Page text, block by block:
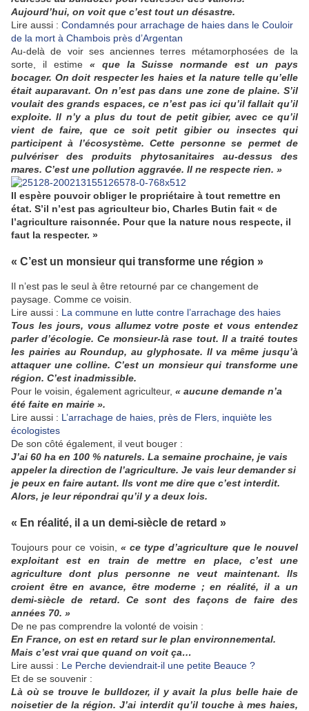
Aujourd’hui, on voit que c’est tout un désastre.
Lire aussi : Condamnés pour arrachage de haies dans le Couloir
de la mort à Chambois près d’Argentan
Au-delà de voir ses anciennes terres métamorphosées de la
sorte, il estime « que la Suisse normande est un pays
bocager. On doit respecter les haies et la nature telle qu’elle
était auparavant. On n’est pas dans une zone de plaine. S’il
voulait des grands espaces, ce n’est pas ici qu’il fallait qu’il
exploite. Il n’y a plus du tout de petit gibier, avec ce qu’il
vient de faire, que ce soit petit gibier ou insectes qui
participent à l’écosystème. Cette personne se permet de
pulvériser des produits phytosanitaires au-dessus des
mares. C’est une pollution aggravée. Il ne respecte rien. »
Il espère pouvoir obliger le propriétaire à tout remettre en
état. S’il n’est pas agriculteur bio, Charles Butin fait « de
l’agriculture raisonnée. Pour que la nature nous respecte, il
faut la respecter. »
« C’est un monsieur qui transforme une région »
Il n’est pas le seul à être retourné par ce changement de
paysage. Comme ce voisin.
Lire aussi : La commune en lutte contre l’arrachage des haies
Tous les jours, vous allumez votre poste et vous entendez
parler d’écologie. Ce monsieur-là rase tout. Il a traité toutes
les pairies au Roundup, au glyphosate. Il va même jusqu’à
attaquer une colline. C’est un monsieur qui transforme une
région. C’est inadmissible.
Pour le voisin, également agriculteur, « aucune demande n’a
été faite en mairie ».
Lire aussi : L’arrachage de haies, près de Flers, inquiète les
écologistes
De son côté également, il veut bouger :
J’ai 60 ha en 100 % naturels. La semaine prochaine, je vais
appeler la direction de l’agriculture. Je vais leur demander si
je peux en faire autant. Ils vont me dire que c’est interdit.
Alors, je leur répondrai qu’il y a deux lois.
« En réalité, il a un demi-siècle de retard »
Toujours pour ce voisin, « ce type d’agriculture que le nouvel
exploitant est en train de mettre en place, c’est une
agriculture dont plus personne ne veut maintenant. Ils
croient être en avance, être moderne ; en réalité, il a un
demi-siècle de retard. Ce sont des façons de faire des
années 70. »
De ne pas comprendre la volonté de voisin :
En France, on est en retard sur le plan environnemental.
Mais c’est vrai que quand on voit ça…
Lire aussi : Le Perche deviendrait-il une petite Beauce ?
Et de se souvenir :
Là où se trouve le bulldozer, il y avait la plus belle haie de
noisetier de la région. J’ai interdit qu’il touche à mes haies,